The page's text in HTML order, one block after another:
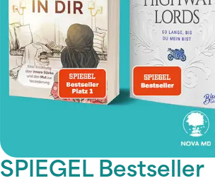
SPIEGEL Bestseller